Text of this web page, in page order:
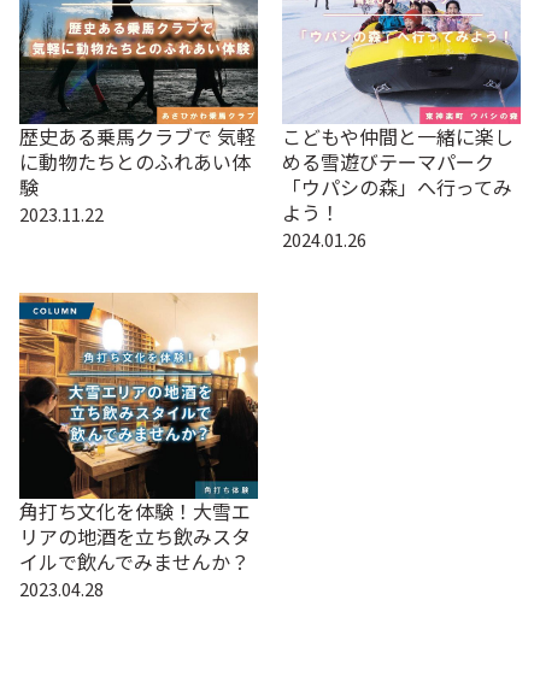
歴史ある乗馬クラブで 気軽
に動物たちとのふれあい体
験
2023.11.22
こどもや仲間と一緒に楽し
める雪遊びテーマパーク
「ウパシの森」へ行ってみ
よう！
2024.01.26
角打ち文化を体験！大雪エ
リアの地酒を立ち飲みスタ
イルで飲んでみませんか？
2023.04.28